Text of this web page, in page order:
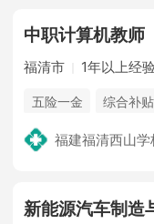
中职计算机教师
福清市 1年以上经验
五险一金 综合补贴
福建福清西山学
新能源汽车制造